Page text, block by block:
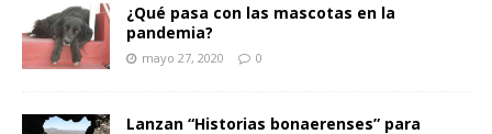
¿Qué pasa con las mascotas en la
pandemia?
mayo 27, 2020 0
Lanzan “Historias bonaerenses” para